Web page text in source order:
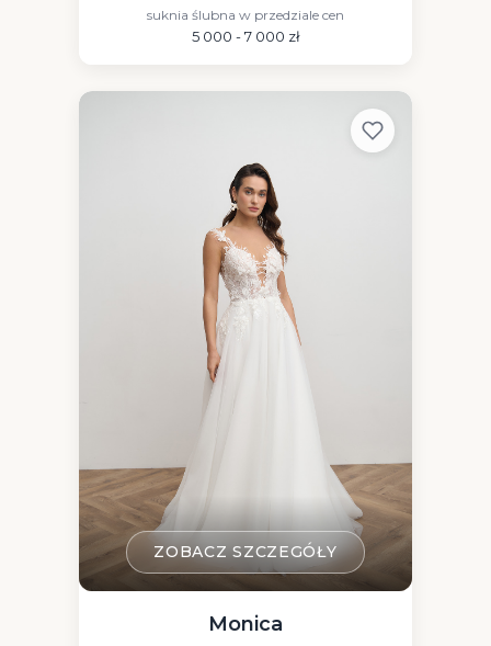
suknia ślubna w przedziale cen
5 000 - 7 000 zł
ZOBACZ SZCZEGÓŁY
Monica